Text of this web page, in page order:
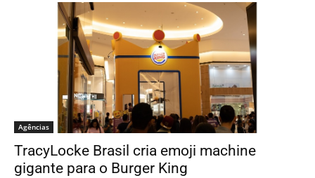
Agências
TracyLocke Brasil cria emoji machine
gigante para o Burger King